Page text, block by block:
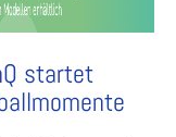
startet